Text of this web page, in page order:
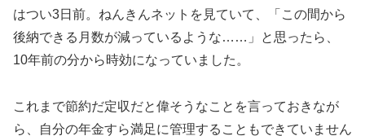
はつい3日前。ねんきんネットを見ていて、「この間から
後納できる月数が減っているような……」と思ったら、
10年前の分から時効になっていました。
これまで節約だ定収だと偉そうなことを言っておきなが
ら、自分の年金すら満足に管理することもできていません